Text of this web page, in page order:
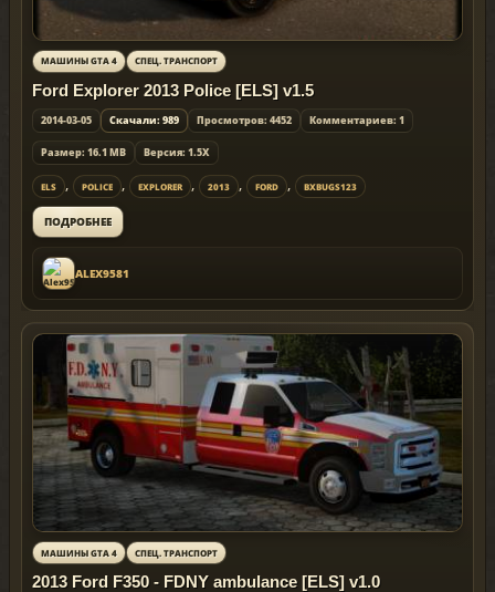
МАШИНЫ GTA 4 СПЕЦ. ТРАНСПОРТ
Ford Explorer 2013 Police [ELS] v1.5
2014-03-05 Скачали: 989 Просмотров: 4452 Комментариев: 1
Размер: 16.1 MB Версия: 1.5X
ELS , POLICE , EXPLORER , 2013 , FORD , BXBUGS123
ПОДРОБНЕЕ
ALEX9581
МАШИНЫ GTA 4 СПЕЦ. ТРАНСПОРТ
2013 Ford F350 - FDNY ambulance [ELS] v1.0